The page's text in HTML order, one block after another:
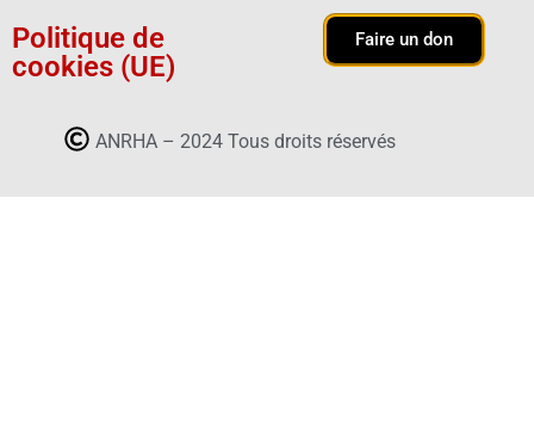
Politique de
cookies (UE)
Faire un don
ANRHA – 2024 Tous droits réservés